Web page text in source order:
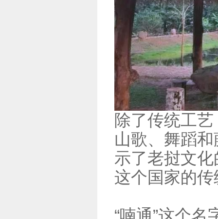
除了传统工
山歌、舞蹈
示了老挝文
这个国家的
“喃通”这个